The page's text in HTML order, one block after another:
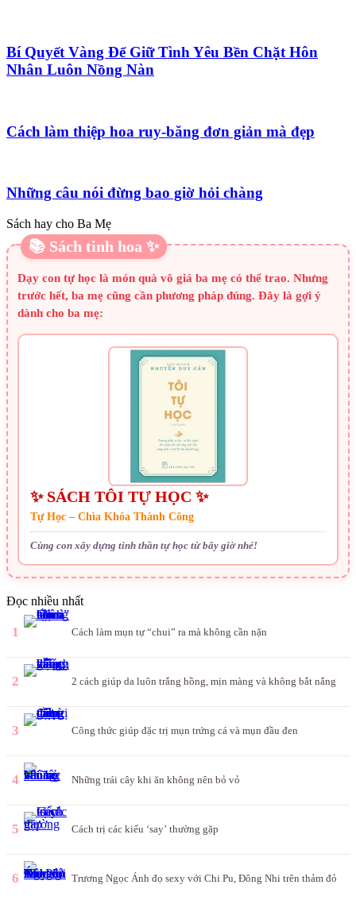
Bí Quyết Vàng Để Giữ Tình Yêu Bền Chặt Hôn
Nhân Luôn Nồng Nàn
Cách làm thiệp hoa ruy-băng đơn giản mà đẹp
Những câu nói đừng bao giờ hỏi chàng
Sách hay cho Ba Mẹ
📚 Sách tinh hoa ✨
Dạy con tự học là món quà vô giá ba mẹ có thể trao. Nhưng
trước hết, ba mẹ cũng cần phương pháp đúng. Đây là gợi ý
dành cho ba mẹ:
✨ SÁCH TÔI TỰ HỌC ✨
Tự Học – Chìa Khóa Thành Công
Cùng con xây dựng tinh thần tự học từ bây giờ nhé!
Đọc nhiều nhất
1 Cách làm mụn tự “chui” ra mà không cần nặn
2 2 cách giúp da luôn trắng hồng, mịn màng và không bắt nắng
3 Công thức giúp đặc trị mụn trứng cá và mụn đầu đen
4 Những trái cây khi ăn không nên bỏ vỏ
5 Cách trị các kiểu ‘say’ thường gặp
6 Trương Ngọc Ánh đọ sexy với Chi Pu, Đông Nhi trên thảm đỏ